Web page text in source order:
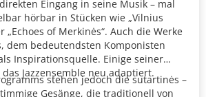
Eingang in seine Musik – mal
hörbar in Stücken wie „Vilnius
„Echoes of Merkinės“. Auch die Werke
dem bedeutendsten Komponisten
Inspirationsquelle. Einige seiner
Jazzensemble neu adaptiert.
stehen jedoch die sutartinės –
Gesänge, die traditionell von